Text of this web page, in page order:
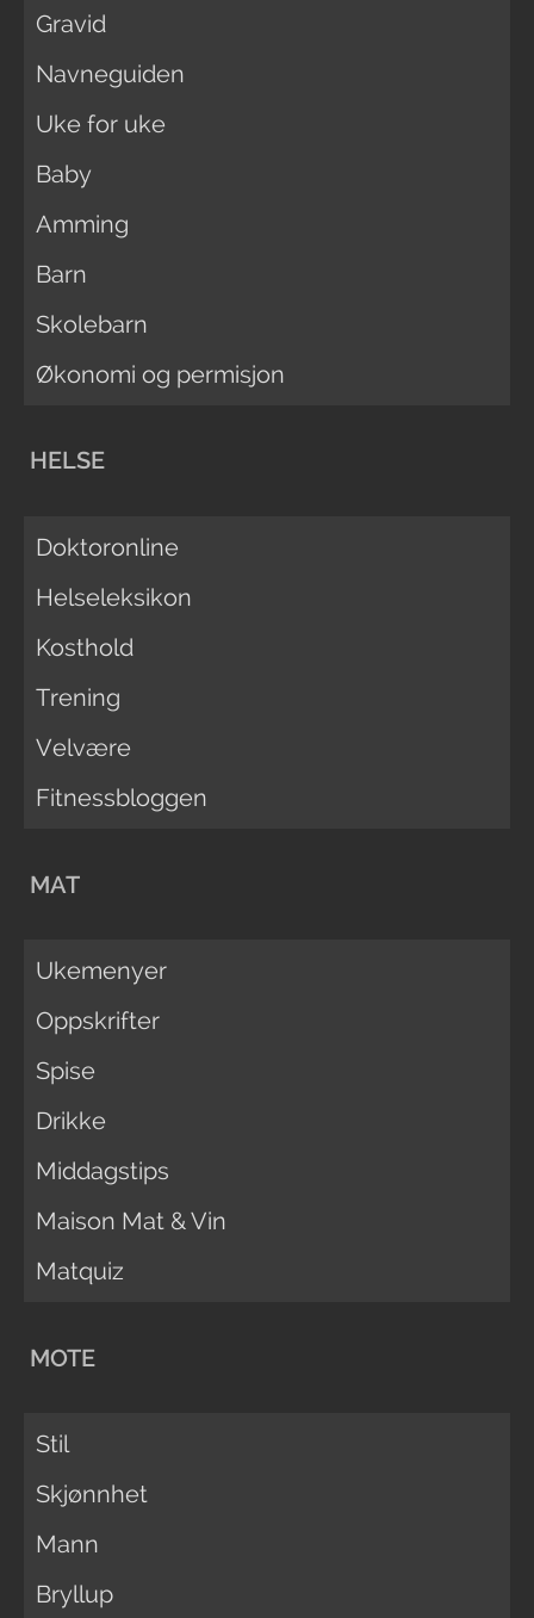
Gravid
Navneguiden
Uke for uke
Baby
Amming
Barn
Skolebarn
Økonomi og permisjon
HELSE
Doktoronline
Helseleksikon
Kosthold
Trening
Velvære
Fitnessbloggen
MAT
Ukemenyer
Oppskrifter
Spise
Drikke
Middagstips
Maison Mat & Vin
Matquiz
MOTE
Stil
Skjønnhet
Mann
Bryllup